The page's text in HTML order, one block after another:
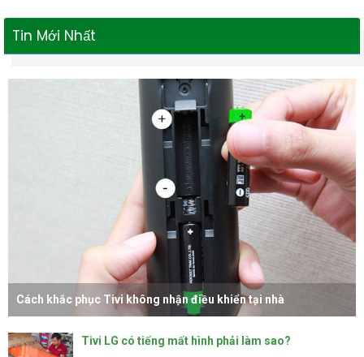
Tin Mới Nhất
Cách khắc phục Tivi không nhận điều khiển tại nhà
Tivi LG có tiếng mất hình phải làm sao?